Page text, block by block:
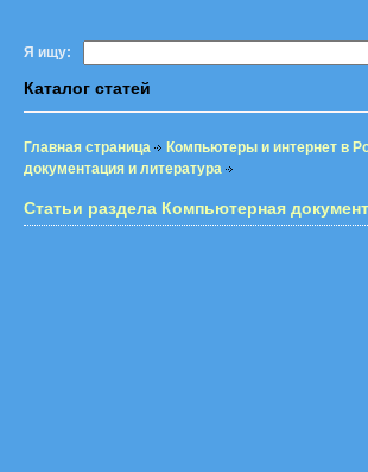
Я ищу:
Каталог статей
Главная страница Компьютеры и интернет в
документация и литература
Статьи раздела Компьютерная